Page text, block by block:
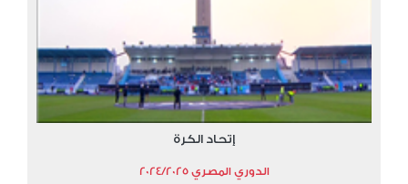
إتحاد الكرة
الدوري المصري 2024/2025